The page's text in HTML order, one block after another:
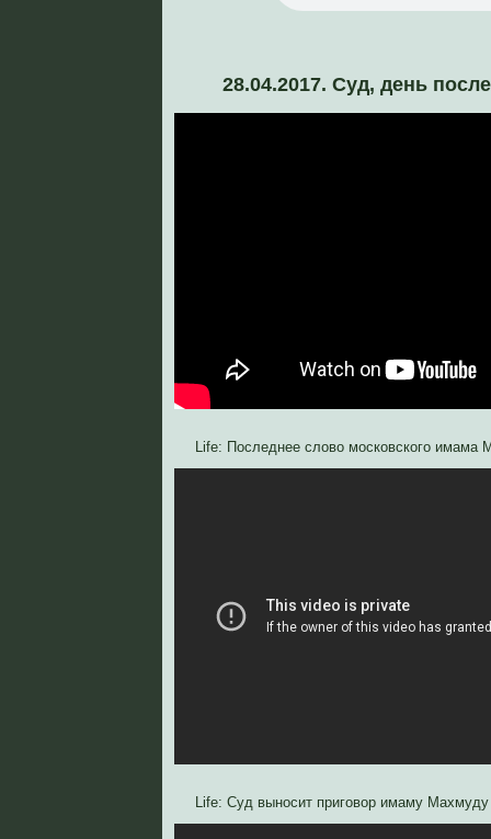
28.04.2017. Суд, день
Life: Последнее слово московского имама
Life: Суд выносит приговор имаму